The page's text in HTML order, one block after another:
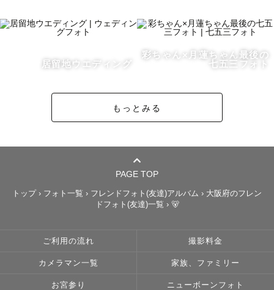
居留地ウエディング
彩ちゃん×月蓮ちゃん最後の
七五三フォト
もっとみる
PAGE TOP
トップ › フォト一覧 › フレンドフォト(友達)アルバム › 大阪府のフレン
ドフォト(友達)一覧 › 🐻
ご利用の流れ 撮影料金
カメラマン一覧 家族、ファミリー
お宮参り ニューボーンフォト